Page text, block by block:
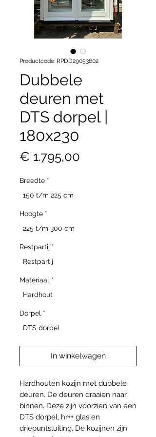
Productcode: RPDD29053602
Dubbele
deuren met
DTS dorpel |
180x230
€ 1.795,00
Breedte *
150 t/m 225 cm
Hoogte *
225 t/m 300 cm
Restpartij *
Restpartij
Materiaal *
Hardhout
Dorpel *
DTS dorpel
In winkelwagen
Hardhouten kozijn met dubbele
deuren. De deuren draaien naar
binnen. Deze zijn voorzien van een
DTS dorpel, hr++ glas en
driepuntsluiting. De kozijnen zijn